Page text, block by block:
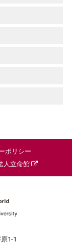
ポリシー
人立命館
1-1